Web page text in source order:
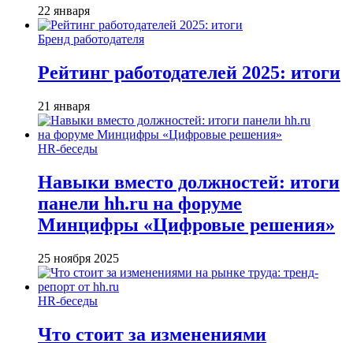
22 января
Бренд работодателя
Рейтинг работодателей 2025: итоги
21 января
HR-беседы
Навыки вместо должностей: итоги
панели hh.ru на форуме
Минцифры «Цифровые решения»
25 ноября 2025
HR-беседы
Что стоит за изменениями